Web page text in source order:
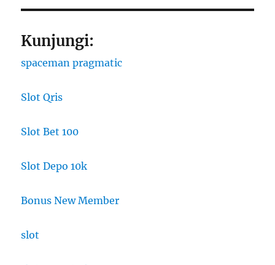
Kunjungi:
spaceman pragmatic
Slot Qris
Slot Bet 100
Slot Depo 10k
Bonus New Member
slot